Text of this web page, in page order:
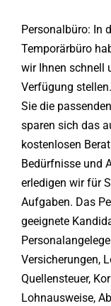
Personalbüro: In
Temporärbüro
wir Ihnen schnell
Verfügung
Sie die
sparen sich das
kostenlosen
Bedürfnisse und
erledigen wir für
Aufgaben. Das
geeignete
Versicherungen,
Quellensteuer,
Lohnausweise,